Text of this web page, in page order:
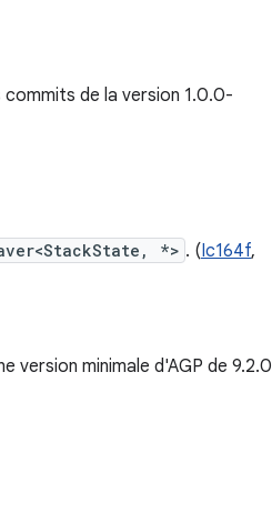
commits de la version 1.0.0-
*> . (Ic164f,
version minimale d'AGP de 9.2.0